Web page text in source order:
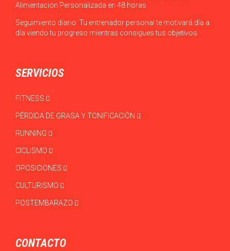
Alimentación Personalizada en 48 horas
Seguimiento diario: Tu entrenador personal te motivará día a
día viendo tu progreso mientras consigues tus objetivos.
SERVICIOS
FITNESS
PÉRDIDA DE GRASA Y TONIFICACIÓN
RUNNING
CICLISMO
OPOSICIONES
CULTURISMO
POSTEMBARAZO
CONTACTO